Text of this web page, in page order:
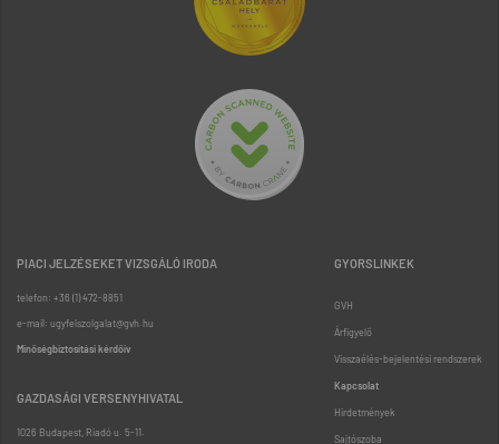
PIACI JELZÉSEKET VIZSGÁLÓ IRODA
telefon: +36 (1) 472-8851
e-mail: ugyfelszolgalat@gvh.hu
Minőségbiztosítási kérdőív
GAZDASÁGI VERSENYHIVATAL
1026 Budapest, Riadó u. 5-11.
GYORSLINKEK
GVH
Árfigyelő
Visszaélés-bejelentési rendszerek
Kapcsolat
Hirdetmények
Sajtószoba